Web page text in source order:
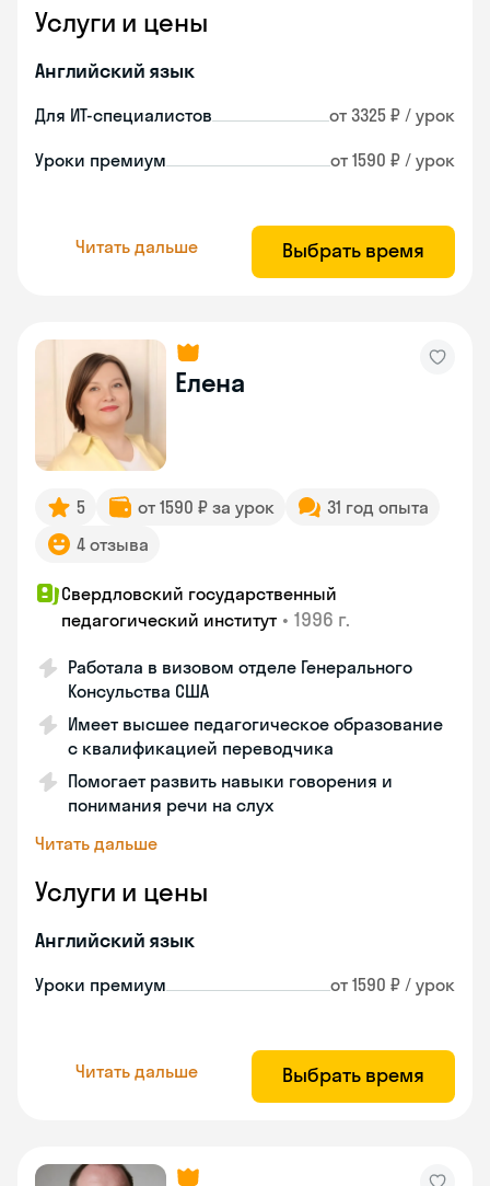
Услуги и цены
Английский язык
Для ИТ-специалистов от 3325 ₽ / урок
Уроки премиум от 1590 ₽ / урок
Читать дальше Выбрать время
Елена
5 от 1590 ₽ за урок
31 год опыта
4 отзыва
Свердловский государственный
педагогический институт • 1996 г.
Работала в визовом отделе Генерального
Консульства США
Имеет высшее педагогическое образование
с квалификацией переводчика
Помогает развить навыки говорения и
понимания речи на слух
Читать дальше
Услуги и цены
Английский язык
Уроки премиум от 1590 ₽ / урок
Читать дальше Выбрать время